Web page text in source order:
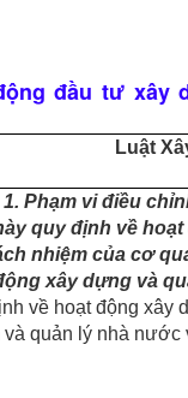
đầu tư xây
Luật
Phạm vi điều
quy định về
nhiệm của cơ
xây dựng và
về hoạt động xây
và quản lý nhà nước